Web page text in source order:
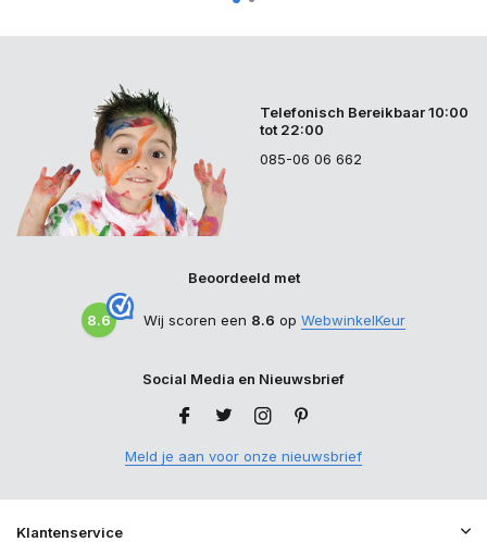
Telefonisch Bereikbaar 10:00
tot 22:00
085-06 06 662
Beoordeeld met
8.6 Wij scoren een 8.6 op WebwinkelKeur
Social Media en Nieuwsbrief
Meld je aan voor onze nieuwsbrief
Klantenservice